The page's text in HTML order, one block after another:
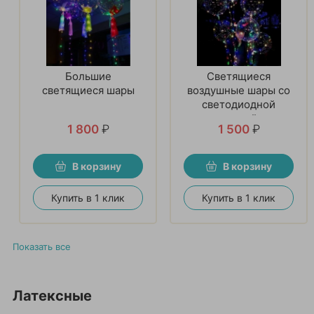
Большие
светящиеся шары
1 800 ₽
В корзину
Купить в 1 клик
Светящиеся
воздушные шары со
светодиодной
лентой
1 500 ₽
В корзину
Купить в 1 клик
Показать все
Латексные